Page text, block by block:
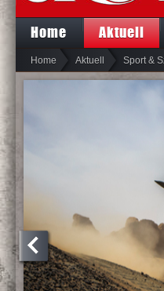
Home Aktuell
Home Aktuell Sport &